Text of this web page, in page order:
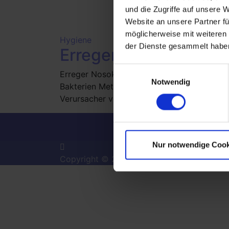
und die Zugriffe auf unsere
Website an unsere Partner
möglicherweise mit
der Dienste gesammelt
Notwendig
Nur notwendige
Hygiene
Erreger
Erreger Nosokomiale Infektionen werden
Bakterien Methicillin-resistente
Verursacher von außerhalb des …
Besuche uns
Copyright © 2026 AGH Heinen–OnePress